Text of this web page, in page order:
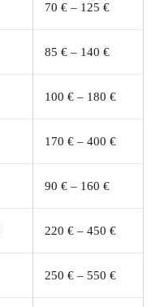
70 € – 125 €
85 € – 140 €
100 € – 180 €
170 € – 400 €
90 € – 160 €
220 € – 450 €
250 € – 550 €